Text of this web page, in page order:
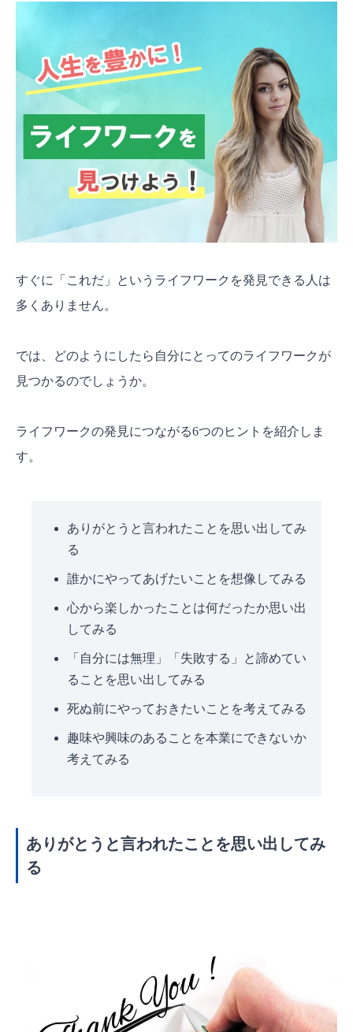
すぐに「これだ」というライフワークを発見できる人は
多くありません。
では、どのようにしたら自分にとってのライフワークが
見つかるのでしょうか。
ライフワークの発見につながる6つのヒントを紹介しま
す。
ありがとうと言われたことを思い出してみ
る
誰かにやってあげたいことを想像してみる
心から楽しかったことは何だったか思い出
してみる
「自分には無理」「失敗する」と諦めてい
ることを思い出してみる
死ぬ前にやっておきたいことを考えてみる
趣味や興味のあることを本業にできないか
考えてみる
ありがとうと言われたことを思い出してみ
る